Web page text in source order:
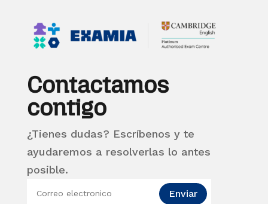
Contactamos
contigo
¿Tienes dudas? Escríbenos y te
ayudaremos a resolverlas lo antes
posible.
Enviar